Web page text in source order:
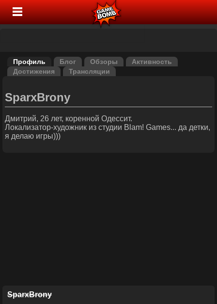
Профиль Блог Обзоры
Активность
Достижения
Трансляции
SparxBrony
Дмитрий, 26 лет, коренной Одессит.
Локализатор-художник из студии Blam! Games... да детки,
я делаю игры)))
SparxBrony